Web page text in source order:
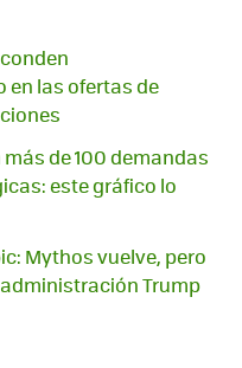
las ofertas de
más de 100 demandas
este gráfico lo
Mythos vuelve, pero
Trump